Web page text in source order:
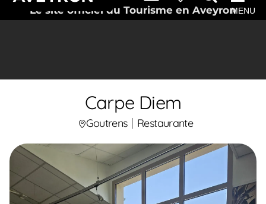
Le site officiel du Tourisme en AveyronMENU
Carpe Diem
Goutrens Restaurante